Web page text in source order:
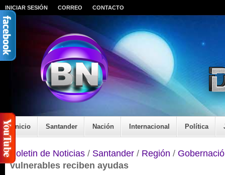
INICIAR SESIÓN CORREO CONTACTO
Inicio Santander Nación Internacional Política
Boletin de Noticias / Santander / Región /
vulnerables reciben ayudas